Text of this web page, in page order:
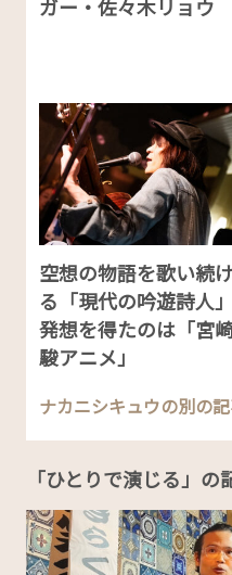
ガー・佐々木リョウ
空想の物語を歌い続け
る「現代の吟遊詩人」
発想を得たのは「宮
駿アニメ」
ナカニシキュウの別の
「ひとりで演じる」の